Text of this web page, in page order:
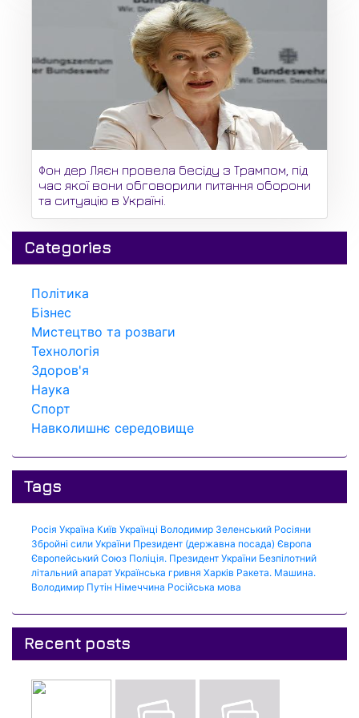
Фон дер Ляєн провела бесіду з Трампом, під
час якої вони обговорили питання оборони
та ситуацію в Україні.
Categories
Політика
Бізнес
Мистецтво та розваги
Технологія
Здоров'я
Наука
Спорт
Навколишнє середовище
Tags
Росія Україна Київ Українці Володимир Зеленський Росіяни
Збройні сили України Президент (державна посада) Європа
Європейський Союз Поліція. Президент України Безпілотний
літальний апарат Українська гривня Харків Ракета. Машина.
Володимир Путін Німеччина Російська мова
Recent posts